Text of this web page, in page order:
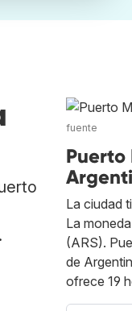
fuente
Puerto
La ciudad
La
(ARS).
de
ofrece 19